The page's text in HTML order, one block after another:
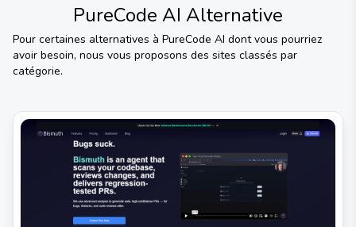
PureCode AI Alternative
Pour certaines alternatives à PureCode AI dont vous pourriez
avoir besoin, nous vous proposons des sites classés par
catégorie.